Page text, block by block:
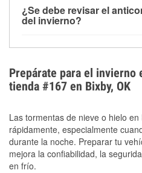
alrededor de 1 PSI por cada
temperatura. Puedes
¿Se debe revisar el
del invierno?
el sobrecalentamiento en
extremo. Aprende cómo
anticongelante en nuestra
Prepárate para el invierno
tienda #167 en Bixby, OK
Las tormentas de nieve o hielo
rápidamente, especialmente
durante la noche. Preparar tu
mejora la confiabilidad, la
en frío.